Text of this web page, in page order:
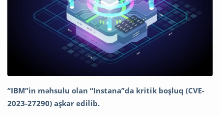
“IBM”in məhsulu olan “Instana”da kritik boşluq (CVE-
2023-27290) aşkar edilib.